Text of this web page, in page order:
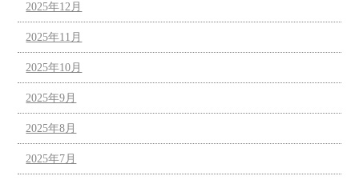
2025年12月
2025年11月
2025年10月
2025年9月
2025年8月
2025年7月